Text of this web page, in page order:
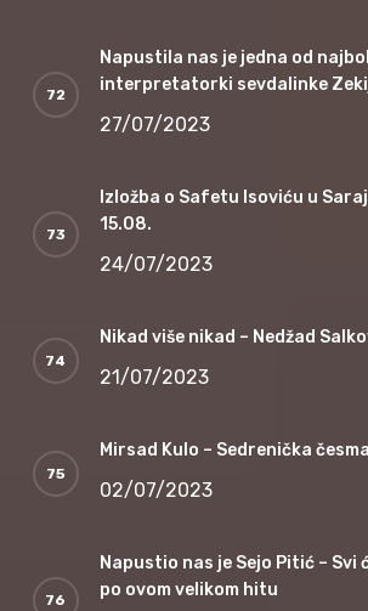
Napustila nas je jedna od
interpretatorki sevdalinke
27/07/2023
Izložba o Safetu Isoviću u
15.08.
24/07/2023
Nikad više nikad – Nedžad
21/07/2023
Mirsad Kulo – Sedrenička
02/07/2023
Napustio nas je Sejo Pitić – Svi
po ovom velikom hitu